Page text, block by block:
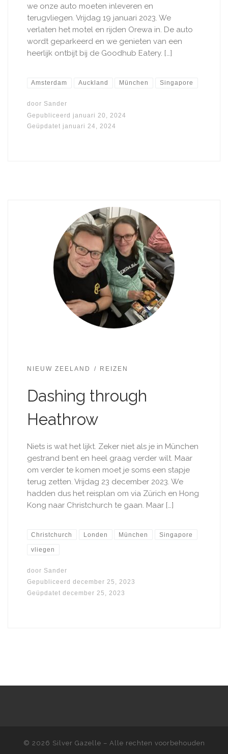
we onze auto moeten inleveren en
terugvliegen. Vrijdag 19 januari 2023. We
verlaten het motel en rijden Orewa in. De auto
wordt geparkeerd en we genieten van een
heerlijk ontbijt bij de Goodhub Eatery. […]
Amsterdam Auckland München Singapore
door Sander
Gepubliceerd januari 20, 2024
Geüpdatet januari 24, 2024
NIEUW ZEELAND REIZEN
Dashing through
Heathrow
Niets is wat het lijkt. Zeker niet als je in München
gestrand bent en heel graag verder wilt. Maar
om verder te komen moet je soms een stapje
terug zetten. Vrijdag 23 december 2023. We
hadden dus het reisplan om via Zürich en Hong
Kong naar Christchurch te gaan. Maar […]
Christchurch Londen München Singapore
vliegen
door Sander
Gepubliceerd december 25, 2023
Geüpdatet december 25, 2023
© 2026 Silver Gazelle – Alle rechten voorbehouden